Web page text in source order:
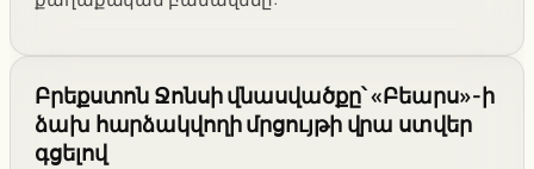
Բրեքստոն Ջոնսի վնասվածքը՝ «Բեարս»-ի
ձախ հարձակվողի մրցույթի վրա ստվեր
գցելով